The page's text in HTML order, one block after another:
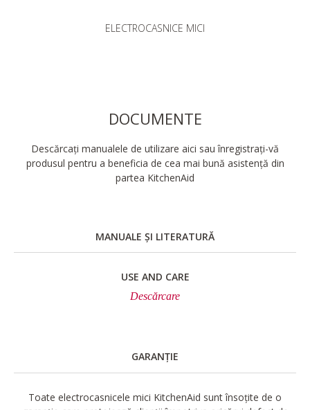
ELECTROCASNICE MICI
DOCUMENTE
Descărcați manualele de utilizare aici sau înregistrați-vă
produsul pentru a beneficia de cea mai bună asistență din
partea KitchenAid
MANUALE ȘI LITERATURĂ
USE AND CARE
Descărcare
GARANȚIE
Toate electrocasnicele mici KitchenAid sunt însoțite de o